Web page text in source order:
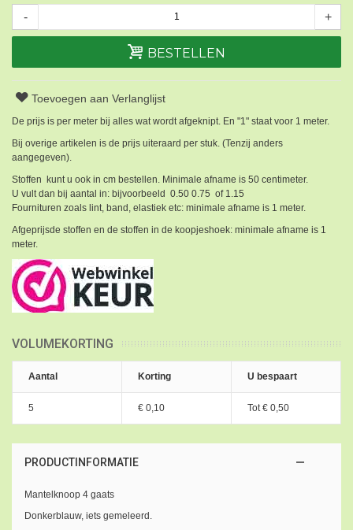
- +
BESTELLEN
Toevoegen aan Verlanglijst
De prijs is per meter bij alles wat wordt afgeknipt. En "1" staat voor 1 meter.
Bij overige artikelen is de prijs uiteraard per stuk. (Tenzij anders
aangegeven).
Stoffen kunt u ook in cm bestellen. Minimale afname is 50 centimeter.
U vult dan bij aantal in: bijvoorbeeld 0.50 0.75 of 1.15
Fournituren zoals lint, band, elastiek etc: minimale afname is 1 meter.
Afgeprijsde stoffen en de stoffen in de koopjeshoek: minimale afname is 1
meter.
VOLUMEKORTING
Aantal Korting U bespaart
5 € 0,10 Tot€ 0,50
PRODUCTINFORMATIE
Mantelknoop 4 gaats
Donkerblauw, iets gemeleerd.